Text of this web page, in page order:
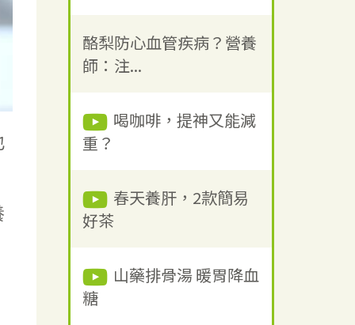
酪梨防心血管疾病？營養
師：注...
喝咖啡，提神又能減
重？
春天養肝，2款簡易
好茶
山藥排骨湯 暖胃降血
糖